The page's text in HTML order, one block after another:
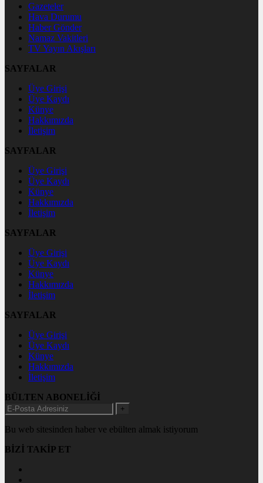
Gazeteler
Hava Durumu
Haber Gönder
Namaz Vakitleri
TV Yayın Akışları
SAYFALAR
Üye Girişi
Üye Kaydı
Künye
Hakkımızda
İletişim
SAYFALAR
Üye Girişi
Üye Kaydı
Künye
Hakkımızda
İletişim
SAYFALAR
Üye Girişi
Üye Kaydı
Künye
Hakkımızda
İletişim
SAYFALAR
Üye Girişi
Üye Kaydı
Künye
Hakkımızda
İletişim
BÜLTEN ABONELİĞİ
+
Bu web sitesinden haber ve ebülten almak istiyorum
BİZİ TAKİP ET